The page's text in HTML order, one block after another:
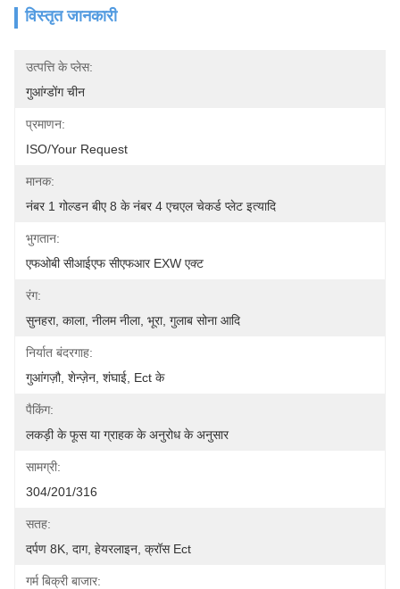
विस्तृत जानकारी
उत्पत्ति के प्लेस:
गुआंग्डोंग चीन
प्रमाणन:
ISO/your Request
मानक:
नंबर 1 गोल्डन बीए 8 के नंबर 4 एचएल चेकर्ड प्लेट इत्यादि
भुगतान:
एफओबी सीआईएफ सीएफआर EXW एक्ट
रंग:
सुनहरा, काला, नीलम नीला, भूरा, गुलाब सोना आदि
निर्यात बंदरगाह:
गुआंगज़ौ, शेन्ज़ेन, शंघाई, Ect के
पैकिंग:
लकड़ी के फूस या ग्राहक के अनुरोध के अनुसार
सामग्री:
304/201/316
सतह:
दर्पण 8K, दाग, हेयरलाइन, क्रॉस Ect
गर्म बिक्री बाजार: